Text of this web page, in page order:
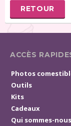
RETOUR
ACCÈS
Photos
Outils
Kits
Cadeaux
Qui sommes-nous